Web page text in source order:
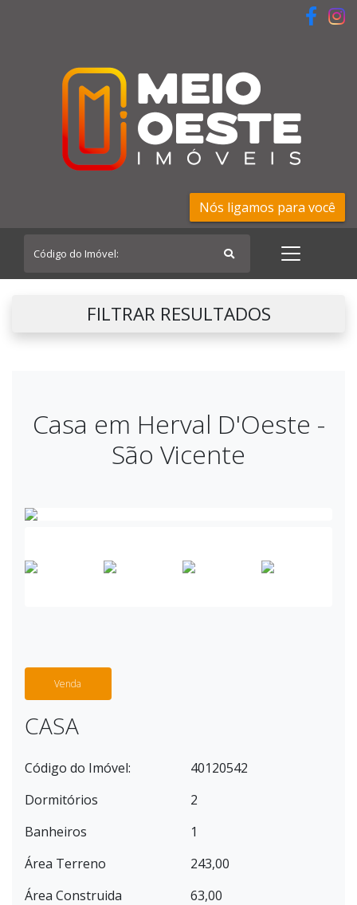
Nós ligamos para você
FILTRAR RESULTADOS
Casa em Herval D'Oeste -
São Vicente
Venda
CASA
Código do Imóvel:
40120542
Dormitórios
2
Banheiros
1
Área Terreno
243,00
Área Construida
63,00